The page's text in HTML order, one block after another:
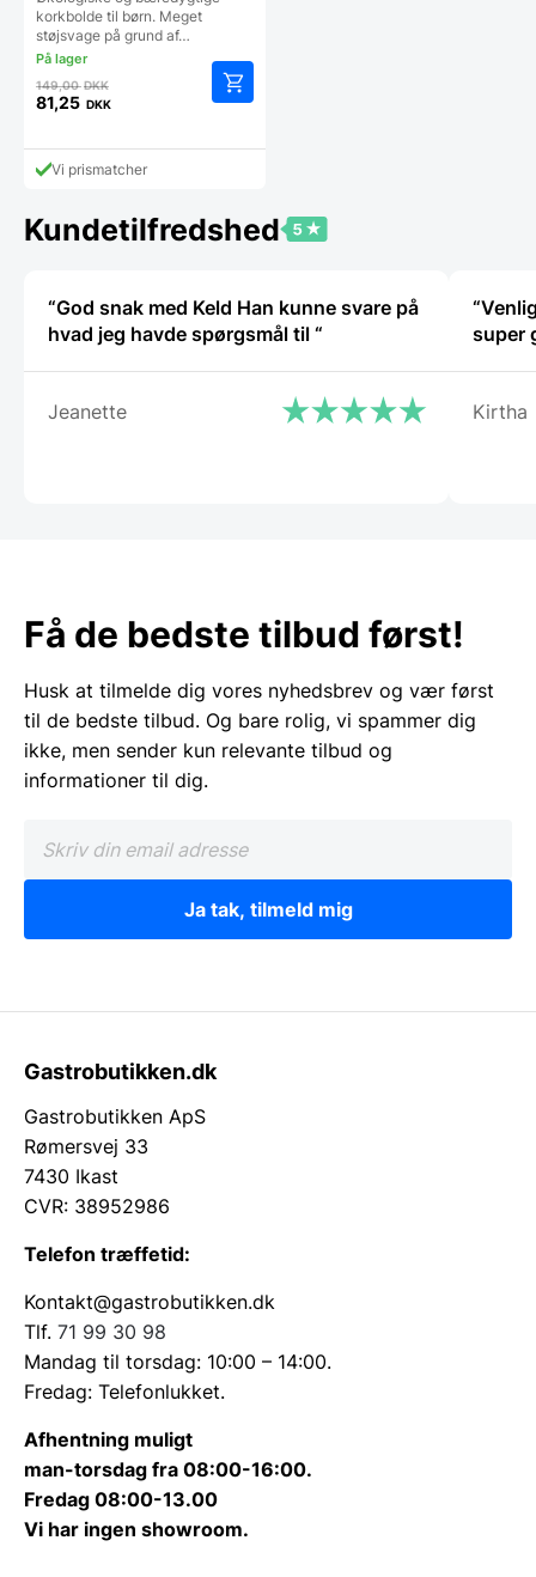
Cleverplaying
korkbolde til børn. Meget
støjsvage på grund af…
149,00DKKDen
oprindelige
var:
149,00 DKK.
81,25 DKK
aktuelle
prisVi prismatcher
Kundetilfredshed
“God snak med Keld Han kunne svare på
hvad jeg havde spørgsmål til “
Jeanette Kirtha
Få de bedste tilbud først!
Husk at tilmelde dig vores nyhedsbrev og vær først
til de bedste tilbud. Og bare rolig, vi spammer dig
ikke, men sender kun relevante tilbud og
informationer til dig.
Ja tak, tilmeld mig
Gastrobutikken.dk
Gastrobutikken ApS
Rømersvej 33
7430 Ikast
CVR: 38952986
Telefon træffetid:
Kontakt@gastrobutikken.dk
Tlf. 71 99 30 98
Mandag til torsdag: 10:00 – 14:00.
Fredag: Telefonlukket.
Afhentning muligt
man-torsdag fra 08:00-16:00.
Fredag 08:00-13.00
Vi har ingen showroom.